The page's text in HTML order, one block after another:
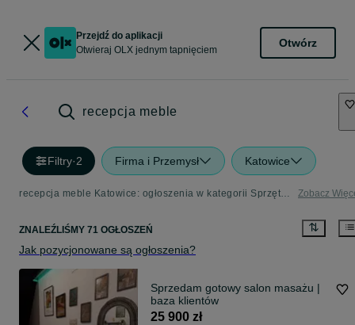
Przejdź do aplikacji
Otwieraj OLX jednym tapnięciem
Otwórz
recepcja meble
Filtry·2 Firma i Przemysł Katowice
recepcja meble Katowice: ogłoszenia w kategorii Sprzęt i wyposażenie dla firm Zobacz
ZNALEŹLIŚMY 71 OGŁOSZEŃ
Jak pozycjonowane są ogłoszenia?
Sprzedam gotowy salon masażu |
baza klientów
25 900 zł